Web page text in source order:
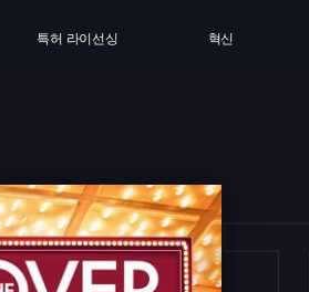
특허 라이선싱 혁신